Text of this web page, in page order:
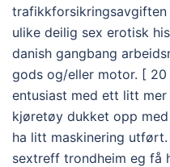
ulike deilig sex erotisk
danish gangbang
gods og/eller motor. [
entusiast med ett litt
kjøretøy dukket opp
ha litt maskinering
sextreff trondheim eg få